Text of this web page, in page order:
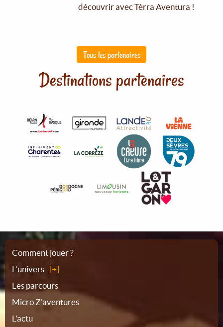
découvrir avec Tèrra Aventura !
Tous les partenaires
Destinations partenaires
Plan
du
site
Comment jouer ?
L’univers
Les parcours
Micro Z'aventures
L'actu